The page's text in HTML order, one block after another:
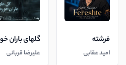
فرشته
امید عقابی علیرضا قربانی